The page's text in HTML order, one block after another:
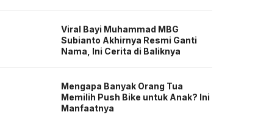
Viral Bayi Muhammad MBG
Subianto Akhirnya Resmi Ganti
Nama, Ini Cerita di Baliknya
Mengapa Banyak Orang Tua
Memilih Push Bike untuk Anak? Ini
Manfaatnya